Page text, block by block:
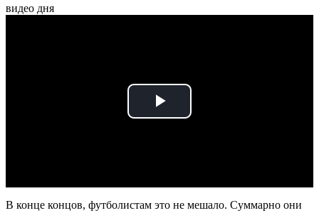
видео дня
Play
В конце концов, футболистам это не мешало. Суммарно они